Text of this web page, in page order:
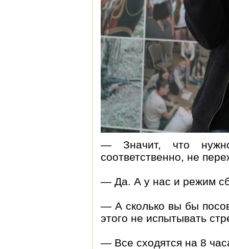
— Значит, что
соответственно, не
— Да. А у нас и режим
— А сколько вы бы
этого не испытывать
— Все сходятся на 8